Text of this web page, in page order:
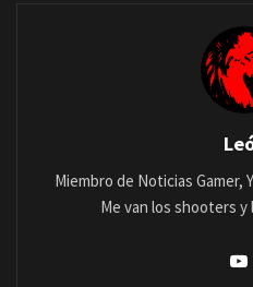
Miembro de Noticias Gamer,
Me van los shooters